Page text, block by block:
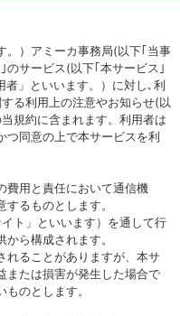
。）アミーカ事務局(以下｢当事
のサービス(以下｢本サービス｣
者」といいます。）に対し､利
る利用上の注意やお知らせ(以
規約に含まれます。利用者は
つ同意の上で本サービスを利
費用と責任において通信機
るものとします。
ト」といいます）を通して行
ら構成されます。
れることがありますが、本サ
または損害が発生した場合で
のとします。